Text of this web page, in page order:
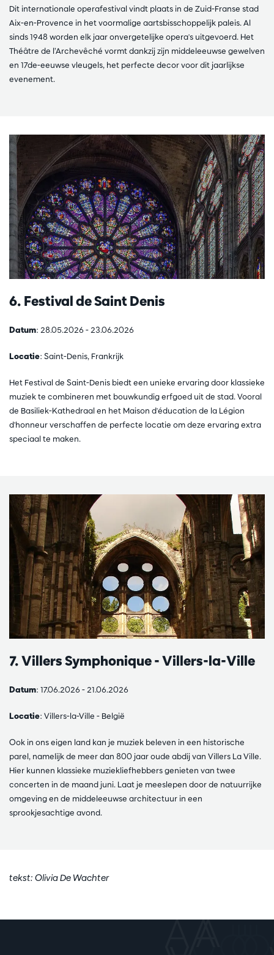
Dit internationale operafestival vindt plaats in de Zuid-Franse stad
Aix-en-Provence in het voormalige aartsbisschoppelijk paleis. Al
sinds 1948 worden elk jaar onvergetelijke opera's uitgevoerd. Het
Théâtre de l’Archevêché vormt dankzij zijn middeleeuwse gewelven
en 17de-eeuwse vleugels, het perfecte decor voor dit jaarlijkse
evenement.
6. Festival de Saint Denis
Datum: 28.05.2026 - 23.06.2026
Locatie: Saint-Denis, Frankrijk
Het Festival de Saint-Denis biedt een unieke ervaring door klassieke
muziek te combineren met bouwkundig erfgoed uit de stad. Vooral
de Basiliek-Kathedraal en het Maison d'éducation de la Légion
d'honneur verschaffen de perfecte locatie om deze ervaring extra
speciaal te maken.
7. Villers Symphonique - Villers-la-Ville
Datum: 17.06.2026 - 21.06.2026
Locatie: Villers-la-Ville - België
Ook in ons eigen land kan je muziek beleven in een historische
parel, namelijk de meer dan 800 jaar oude abdij van Villers La Ville.
Hier kunnen klassieke muziekliefhebbers genieten van twee
concerten in de maand juni. Laat je meeslepen door de natuurrijke
omgeving en de middeleeuwse architectuur in een
sprookjesachtige avond.
tekst: Olivia De Wachter